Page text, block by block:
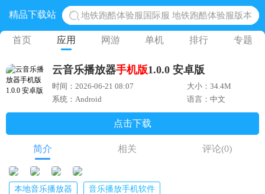
精品下载站
地铁跑酷体验服国际服 地铁跑酷体验服版本
网易光遇手游正版 点亮星空共庆周年
黎明觉醒生机腾讯正版 黎明觉醒生机国际服
首页 应用 网游 单机 排行 专题
云音乐播放器手机版1.0.0 安卓版
时间：2026-06-21 08:07
大小：34.4M
系统：Android
语言：中文
点击下载
简介 相关 评论(0)
本地音乐播放器 音乐播放手机软件